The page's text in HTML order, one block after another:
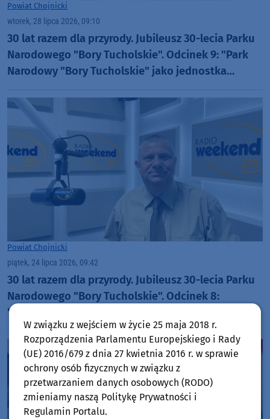
Powiat Chojnicki
wtorek, 28 lipca 2026, 09:10
30 lat razem dla przyrody. Jubileusz 30-lecia Parku
Narodowego "Bory Tucholskie". Odcinek 9: "Park
Narodowy "Bory Tucholskie" jako jednostka
Powiat Chojnicki
piątek, 24 lipca 2026, 09:42
30 lat razem dla przyrody. Jubileusz 30-lecia Parku
Narodowego "Bory Tucholskie". Odcinek 8:
"Udostępnianie Parku dla amatorskiego połowu
ryb oraz filmowania i fotografowania" (WIDEO)
W związku z wejściem w życie 25 maja 2018 r.
Rozporządzenia Parlamentu Europejskiego i Rady
(UE) 2016/679 z dnia 27 kwietnia 2016 r. w sprawie
ochrony osób fizycznych w związku z
przetwarzaniem danych osobowych (RODO)
zmieniamy naszą Politykę Prywatności i
Regulamin Portalu.